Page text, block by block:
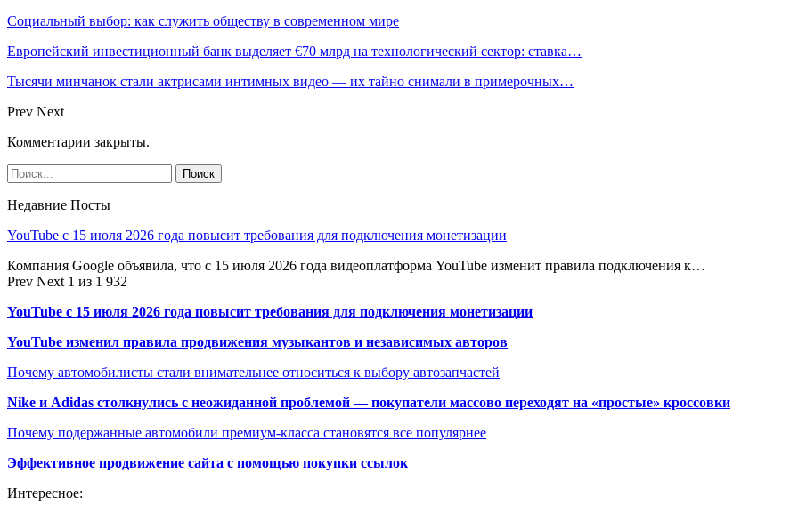
Социальный выбор: как служить обществу в современном мире
Европейский инвестиционный банк выделяет €70 млрд на технологический сектор: ставка…
Тысячи минчанок стали актрисами интимных видео — их тайно снимали в примерочных…
Prev Next
Комментарии закрыты.
Недавние Посты
YouTube с 15 июля 2026 года повысит требования для подключения монетизации
Компания Google объявила, что с 15 июля 2026 года видеоплатформа YouTube изменит правила подключения к…
Prev Next 1 из 1 932
YouTube с 15 июля 2026 года повысит требования для подключения монетизации
YouTube изменил правила продвижения музыкантов и независимых авторов
Почему автомобилисты стали внимательнее относиться к выбору автозапчастей
Nike и Adidas столкнулись с неожиданной проблемой — покупатели массово переходят на «простые» кроссовки
Почему подержанные автомобили премиум-класса становятся все популярнее
Эффективное продвижение сайта с помощью покупки ссылок
Интересное: